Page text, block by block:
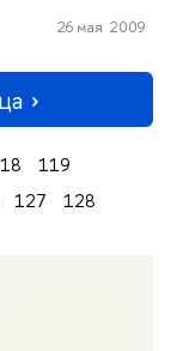
26 мая 2009
119
127
128